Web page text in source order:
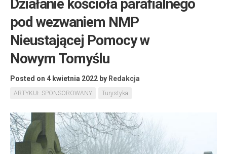
Działanie kościoła parafialnego
pod wezwaniem NMP
Nieustającej Pomocy w
Nowym Tomyślu
Posted on 4 kwietnia 2022 by Redakcja
ARTYKUŁ SPONSOROWANY Turystyka